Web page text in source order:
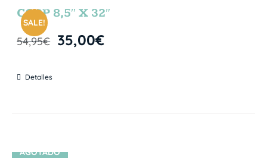
SALE!
NTE
CORP 8,5″ X 32″
54,95€ 35,00€
Detalles
AGOTADO